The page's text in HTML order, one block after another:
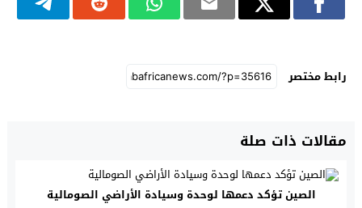
رابط مختصر
مقالات ذات صلة
الصين تؤكد دعمها لوحدة وسيادة الأراضي الصومالية